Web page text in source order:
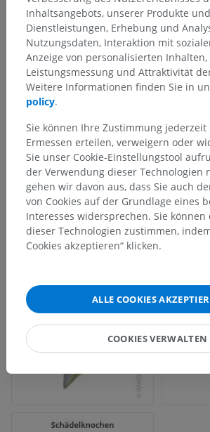
Inhaltsangebots, unserer Produkte und
Dienstleistungen, Erhebung und
Nutzungsdaten, Interaktion mit
Anzeige von personalisierten Inhalten,
Leistungsmessung und Attraktivität
Weitere Informationen finden Sie in
policy.
Sie können Ihre Zustimmung jederzeit
Ermessen erteilen, verweigern oder
Sie unser Cookie-Einstellungstool
der Verwendung dieser Technologien
gehen wir davon aus, dass Sie auch
von Cookies auf der Grundlage eines
Interesses widersprechen. Sie
dieser Technologien zustimmen,
Cookies akzeptieren“ klicken.
ALLE COOKIES
COOKIES VERWALTEN